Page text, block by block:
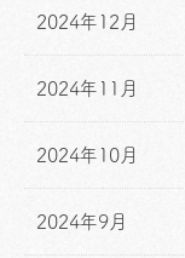
2024年12月
2024年11月
2024年10月
2024年9月